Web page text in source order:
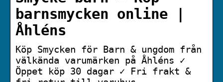
barnsmycken online |
Åhléns
Köp Smycken för Barn & ungdom från
välkända varumärken på Åhléns ✓
Öppet köp 30 dagar ✓ Fri frakt &